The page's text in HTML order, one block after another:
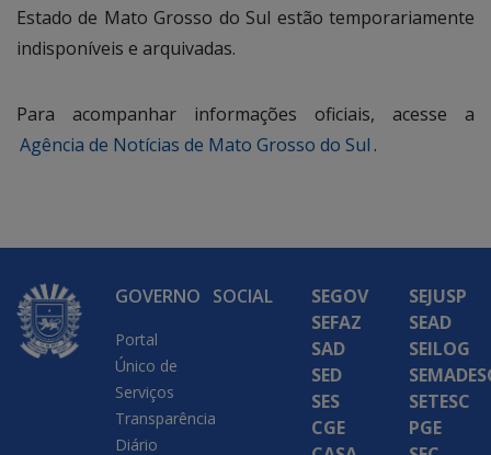
Estado de Mato Grosso do Sul estão temporariamente
indisponíveis e arquivadas.
Para acompanhar informações oficiais, acesse a
Agência de Notícias de Mato Grosso do Sul .
GOVERNO
Portal
Único de
Serviços
Transparência
Diário
SOCIAL
SEGOV
SEFAZ
SAD
SED
SES
CGE
SEJUSP
SEAD
SEILOG
SETESC
PGE